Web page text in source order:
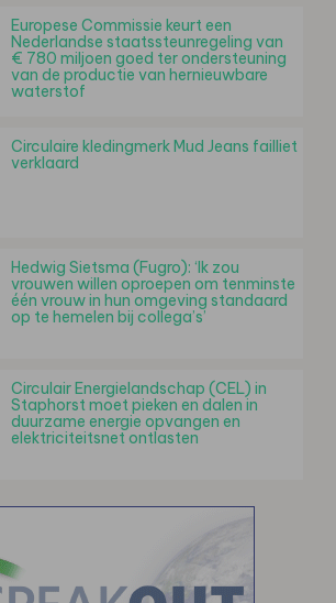
Europese Commissie keurt een
Nederlandse staatssteunregeling van
€ 780 miljoen goed ter ondersteuning
van de productie van hernieuwbare
waterstof
Circulaire kledingmerk Mud Jeans failliet
verklaard
Hedwig Sietsma (Fugro): ‘Ik zou
vrouwen willen oproepen om tenminste
één vrouw in hun omgeving standaard
op te hemelen bij collega’s’
Circulair Energielandschap (CEL) in
Staphorst moet pieken en dalen in
duurzame energie opvangen en
elektriciteitsnet ontlasten